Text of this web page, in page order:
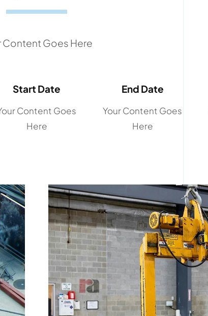
Content Goes Here
Start Date
Content Goes
Here
End Date
Your Content Goes
Here